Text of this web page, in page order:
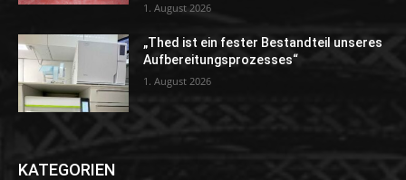
1. August 2026
„Thed ist ein fester Bestandteil unseres
Aufbereitungsprozesses“
1. August 2026
KATEGORIEN